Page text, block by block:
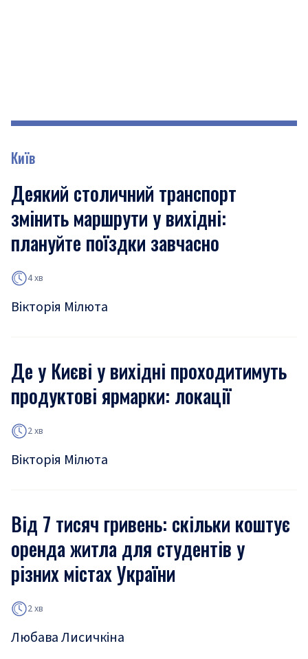
Київ
Деякий столичний транспорт
змінить маршрути у вихідні:
плануйте поїздки завчасно
4 хв
Вікторія Мілюта
Де у Києві у вихідні проходитимуть
продуктові ярмарки: локації
2 хв
Вікторія Мілюта
Від 7 тисяч гривень: скільки коштує
оренда житла для студентів у
різних містах України
2 хв
Любава Лисичкіна